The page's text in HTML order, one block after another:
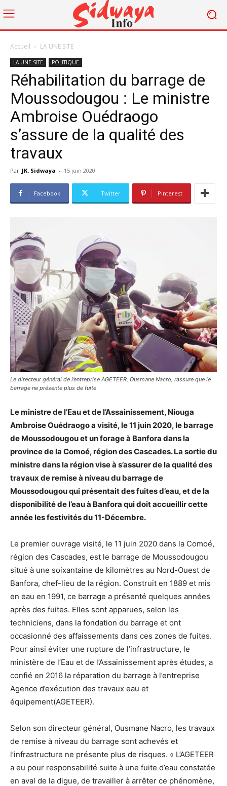
Accueil LA UNE SITE
LA UNE SITE POLITIQUE
Réhabilitation du barrage de
Moussodougou : Le ministre
Ambroise Ouédraogo
s’assure de la qualité des
travaux
Par JK. Sidwaya - 15 juin 2020
Facebook Twitter Pinterest
Le directeur général de l’entreprise AGETEER, Ousmane Nacro, rassure que le
barrage ne présente plus de fuite
Le ministre de l’Eau et de l’Assainissement, Niouga
Ambroise Ouédraogo a visité, le 11 juin 2020, le barrage
de Moussodougou et un forage à Banfora dans la
province de la Comoé, région des Cascades. La sortie du
ministre dans la région vise à s’assurer de la qualité des
travaux de remise à niveau du barrage de
Moussodougou qui présentait des fuites d’eau, et de la
disponibilité de l’eau à Banfora qui doit accueillir cette
année les festivités du 11-Décembre.
Le premier ouvrage visité, le 11 juin 2020 dans la Comoé,
région des Cascades, est le barrage de Moussodougou
situé à une soixantaine de kilomètres au Nord-Ouest de
Banfora, chef-lieu de la région. Construit en 1889 et mis
en eau en 1991, ce barrage a présenté quelques années
après des fuites. Elles sont apparues, selon les
techniciens, dans la fondation du barrage et ont
occasionné des affaissements dans ces zones de fuites.
Pour ainsi éviter une rupture de l’infrastructure, le
ministère de l’Eau et de l’Assainissement après études, a
confié en 2016 la réparation du barrage à l’entreprise
Agence d’exécution des travaux eau et
équipement(AGETEER).
Selon son directeur général, Ousmane Nacro, les travaux
de remise à niveau du barrage sont achevés et
l’infrastructure ne présente plus de risques. « L’AGETEER
a eu pour responsabilité suite à une fuite d’eau constatée
en aval de la digue, de travailler à arrêter ce phénomène,